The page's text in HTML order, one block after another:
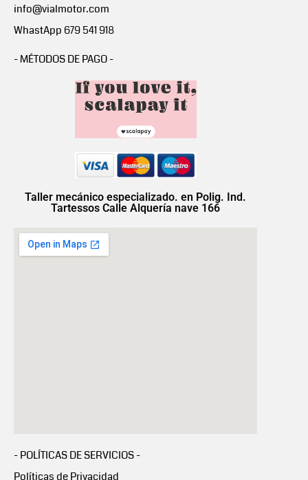
info@vialmotor.com
WhastApp 679 541 918
- MÉTODOS DE PAGO -
Taller mecánico especializado. en Polig. Ind.
Tartessos Calle Alquería nave 166
- POLÍTICAS DE SERVICIOS -
Políticas de Privacidad